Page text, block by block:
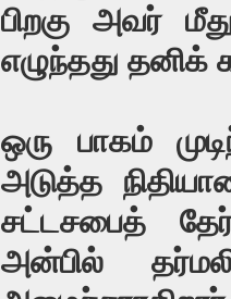
பிறகு அவர்
எழுந்தது தனிக்
ஒரு பாகம்
அடுத்த
சட்டசபைத்
அன்பில்